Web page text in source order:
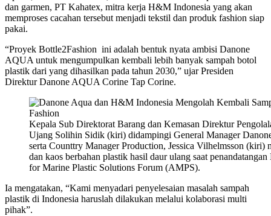
dan garmen, PT Kahatex, mitra kerja H&M Indonesia yang akan
memproses cacahan tersebut menjadi tekstil dan produk fashion siap
pakai.
“Proyek Bottle2Fashion ini adalah bentuk nyata ambisi Danone
AQUA untuk mengumpulkan kembali lebih banyak sampah botol
plastik dari yang dihasilkan pada tahun 2030,” ujar Presiden
Direktur Danone AQUA Corine Tap Corine.
Kepala Sub Direktorat Barang dan Kemasan Direktur
Ujang Solihin Sidik (kiri) didampingi General Manager
serta Counttry Manager Production, Jessica Vilhelmsson (kiri)
dan kaos berbahan plastik hasil daur ulang saat
for Marine Plastic Solutions Forum (AMPS).
Ia mengatakan, “Kami menyadari penyelesaian masalah sampah
plastik di Indonesia haruslah dilakukan melalui kolaborasi multi
pihak”.